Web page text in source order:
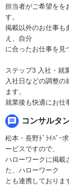
担当者がご希望をを
す。
掲載以外のお仕事も
え、自分
に合ったお仕事を見
ステップ3 入社・就
入社日などの調整の
ます。
就業後も快適にお仕
message コンサルタ
松本・長野ﾄﾞﾗｲﾊﾞｰ
ービスですので、
ハローワークに掲載
た、ハローワーク
とも連携しておりま